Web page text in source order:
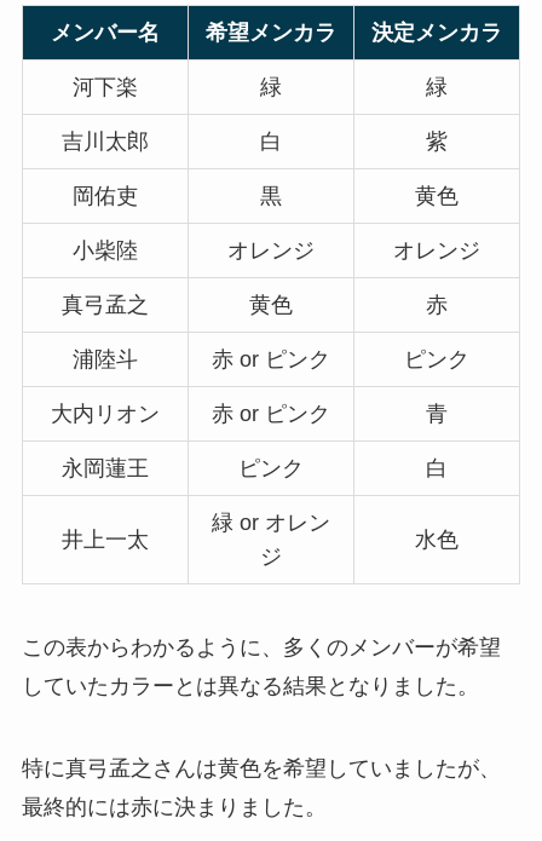
ジャニランドとジャニショの違い
は？行き方や予約方法は？オンラ
インショップなども解説
1997年生まれのジャニーズは？
Snow Manやなにわ男子はいる？
abczにファンはいるの？人気な
い？ファンクラブ会員数は？なぜ
デビューできたの？
メンバー名 希望メンカラ 決定メンカラ
河下楽 緑 緑
吉川太郎 白 紫
岡佑吏 黒 黄色
小柴陸 オレンジ オレンジ
真弓孟之 黄色 赤
浦陸斗 赤 or ピンク ピンク
大内リオン 赤 or ピンク 青
永岡蓮王 ピンク 白
井上一太
緑 or オレン
ジ
水色
この表からわかるように、多くのメンバーが希望
していたカラーとは異なる結果となりました。
特に真弓孟之さんは黄色を希望していましたが、
最終的には赤に決まりました。